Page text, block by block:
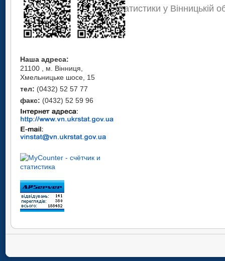
Наша адреса:
21100 , м. Вінниця,
Хмельницьке шосе, 15
тел: (0432) 52 57 77
факс: (0432) 52 59 96
статистики у Вінницькій